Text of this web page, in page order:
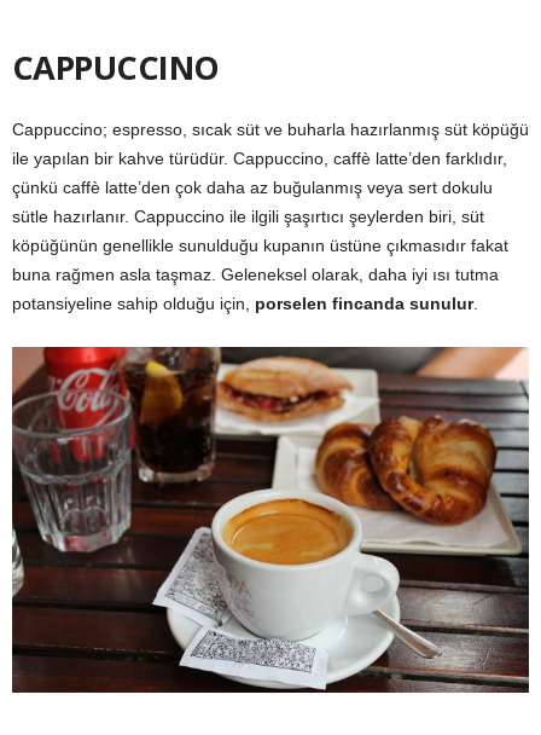
CAPPUCCINO
Cappuccino; espresso, sıcak süt ve buharla hazırlanmış süt köpüğü
ile yapılan bir kahve türüdür. Cappuccino, caffè latte’den farklıdır,
çünkü caffè latte’den çok daha az buğulanmış veya sert dokulu
sütle hazırlanır. Cappuccino ile ilgili şaşırtıcı şeylerden biri, süt
köpüğünün genellikle sunulduğu kupanın üstüne çıkmasıdır fakat
buna rağmen asla taşmaz. Geleneksel olarak, daha iyi ısı tutma
potansiyeline sahip olduğu için, porselen fincanda sunulur.